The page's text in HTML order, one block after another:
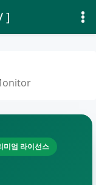
]
미엄 라이선스